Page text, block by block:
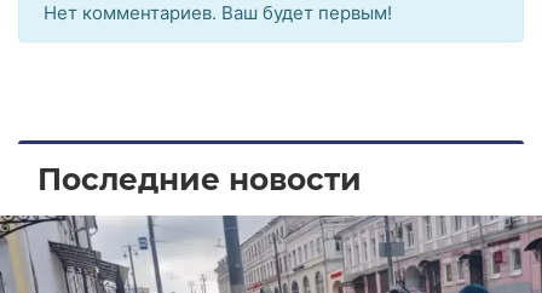
Нет комментариев. Ваш будет первым!
Последние новости